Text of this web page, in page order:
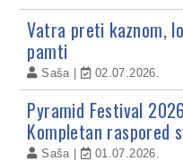
Vatra preti kaznom,
pamti
Saša 02.07.2026.
Pyramid Festival
Kompletan raspored
Saša 01.07.2026.